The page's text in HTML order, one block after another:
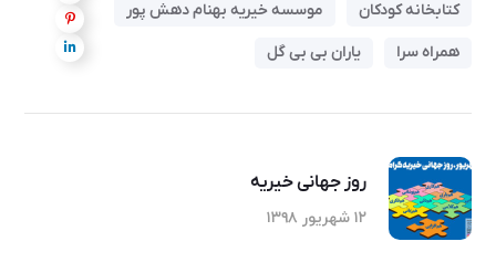
کتابخانه کودکان
موسسه خیریه بهنام دهش پور
همراه سرا
یاران بی بی گل
روز جهانی خیریه
۱۲ شهریور ۱۳۹۸